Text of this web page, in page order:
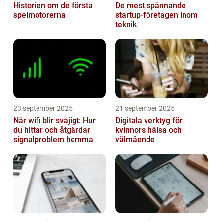
Historien om de första
spelmotorerna
De mest spännande
startup-företagen inom
teknik
23 september 2025
När wifi blir svajigt: Hur
du hittar och åtgärdar
signalproblem hemma
21 september 2025
Digitala verktyg för
kvinnors hälsa och
välmående